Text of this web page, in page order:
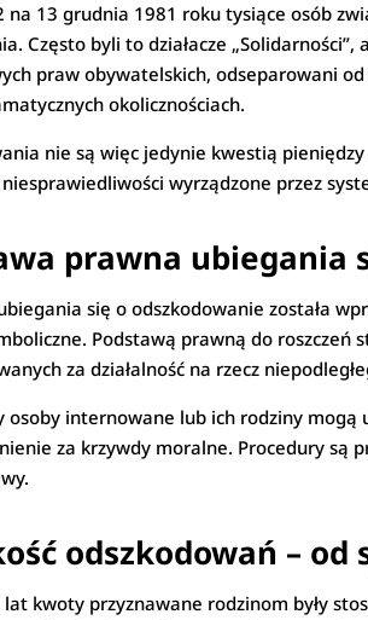
na 13 grudnia 1981 roku tysiące osób
Często byli to działacze
praw obywatelskich, odseparowani
okolicznościach.
nie są więc jedynie kwestią
wyrządzone przez
prawna ubiegania
się o odszkodowanie została
Podstawą prawną do roszczeń
za działalność na rzecz
osoby internowane lub ich rodziny mogą
za krzywdy moralne. Procedury są
odszkodowań –
lat kwoty przyznawane rodzinom były